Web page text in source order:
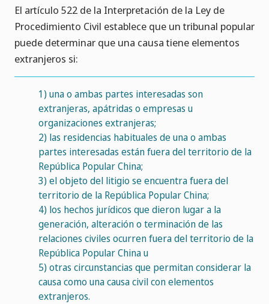
El artículo 522 de la Interpretación de la Ley de
Procedimiento Civil establece que un tribunal popular
puede determinar que una causa tiene elementos
extranjeros si:
1) una o ambas partes interesadas son
extranjeras, apátridas o empresas u
organizaciones extranjeras;
2) las residencias habituales de una o ambas
partes interesadas están fuera del territorio de la
República Popular China;
3) el objeto del litigio se encuentra fuera del
territorio de la República Popular China;
4) los hechos jurídicos que dieron lugar a la
generación, alteración o terminación de las
relaciones civiles ocurren fuera del territorio de la
República Popular China u
5) otras circunstancias que permitan considerar la
causa como una causa civil con elementos
extranjeros.